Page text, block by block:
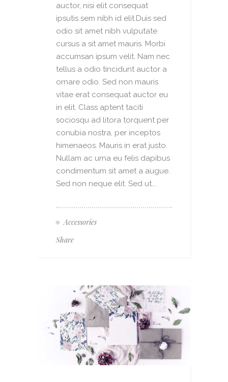
auctor, nisi elit consequat
ipsutis sem nibh id elit.Duis sed
odio sit amet nibh vulputate
cursus a sit amet mauris. Morbi
accumsan ipsum velit. Nam nec
tellus a odio tincidunt auctor a
ornare odio. Sed non mauris
vitae erat consequat auctor eu
in elit. Class aptent taciti
sociosqu ad litora torquent per
conubia nostra, per inceptos
himenaeos. Mauris in erat justo.
Nullam ac urna eu felis dapibus
condimentum sit amet a augue.
Sed non neque elit. Sed ut...
Accessories
Share